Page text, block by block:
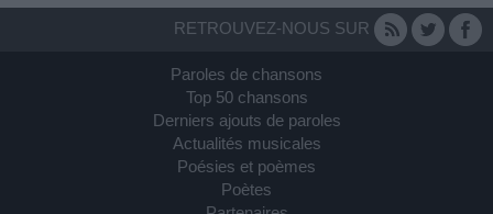
RETROUVEZ-NOUS SUR
Paroles de chansons
Top 50 chansons
Derniers ajouts de paroles
Actualités musicales
Poésies et poèmes
Poètes